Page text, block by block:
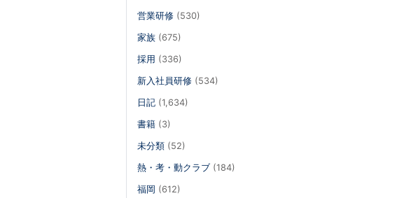
営業研修 (530)
家族 (675)
採用 (336)
新入社員研修 (534)
日記 (1,634)
書籍 (3)
未分類 (52)
熱・考・動クラブ (184)
福岡 (612)